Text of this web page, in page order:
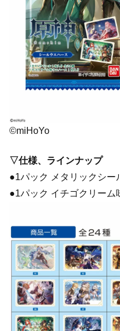
©miHoYo
▽仕様、ラインナップ
●1パック メタリックシー
●1パック イチゴクリーム